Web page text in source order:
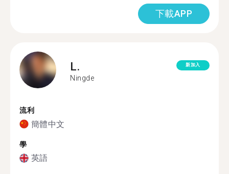
下載APP
L.
Ningde
新加入
流利
簡體中文
學
英語